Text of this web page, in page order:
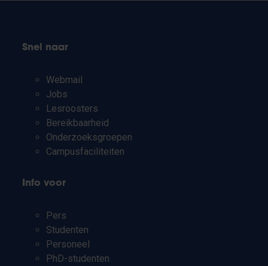
Snel naar
Webmail
Jobs
Lesroosters
Bereikbaarheid
Onderzoeksgroepen
Campusfaciliteiten
Info voor
Pers
Studenten
Personeel
PhD-studenten